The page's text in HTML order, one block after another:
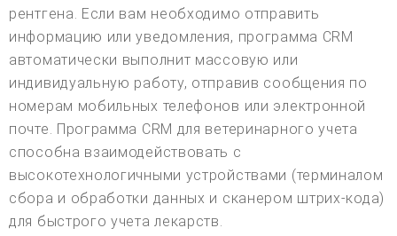
рентгена. Если вам необходимо отправить
информацию или уведомления, программа CRM
автоматически выполнит массовую или
индивидуальную работу, отправив сообщения по
номерам мобильных телефонов или электронной
почте. Программа CRM для ветеринарного учета
способна взаимодействовать с
высокотехнологичными устройствами (терминалом
сбора и обработки данных и сканером штрих-кода)
для быстрого учета лекарств.